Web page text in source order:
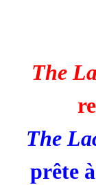
The
The
prête